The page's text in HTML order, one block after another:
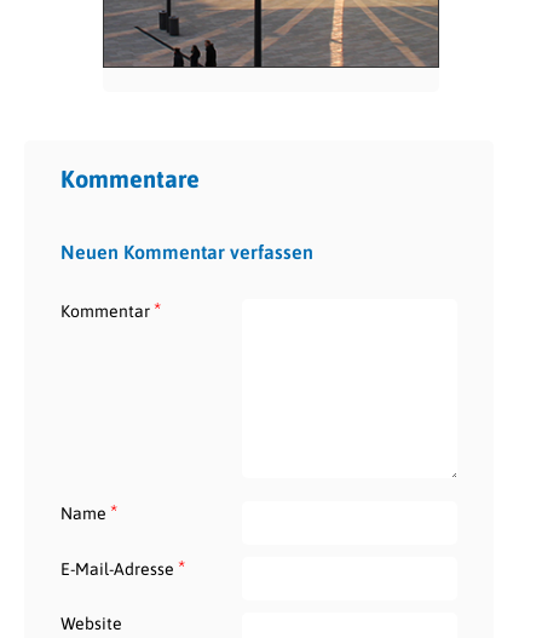
Kommentare
Neuen Kommentar verfassen
Kommentar*
Name *
E-Mail-Adresse *
Website